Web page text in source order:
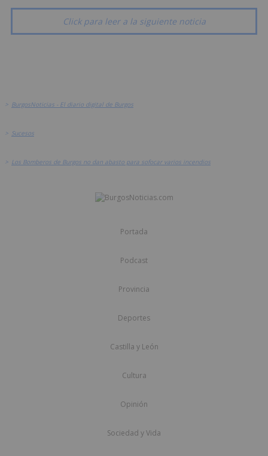
Click para leer a la siguiente noticia
> BurgosNoticias - El diario digital de Burgos
> Sucesos
> Los Bomberos de Burgos no dan abasto para sofocar varios incendios
Portada
Podcast
Provincia
Deportes
Castilla y León
Cultura
Opinión
Sociedad y Vida